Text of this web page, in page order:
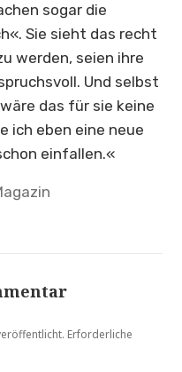
sogar die
Sie sieht das recht
werden, seien ihre
Und selbst
das für sie keine
ich eben eine neue
einfallen.«
Erforderliche